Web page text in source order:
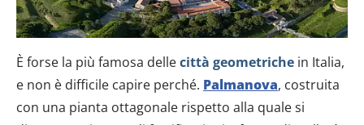
È forse la più famosa dellecittà geometriche in Italia,
e non è difficile capire perché. Palmanova, costruita
con una pianta ottagonale rispetto alla quale si